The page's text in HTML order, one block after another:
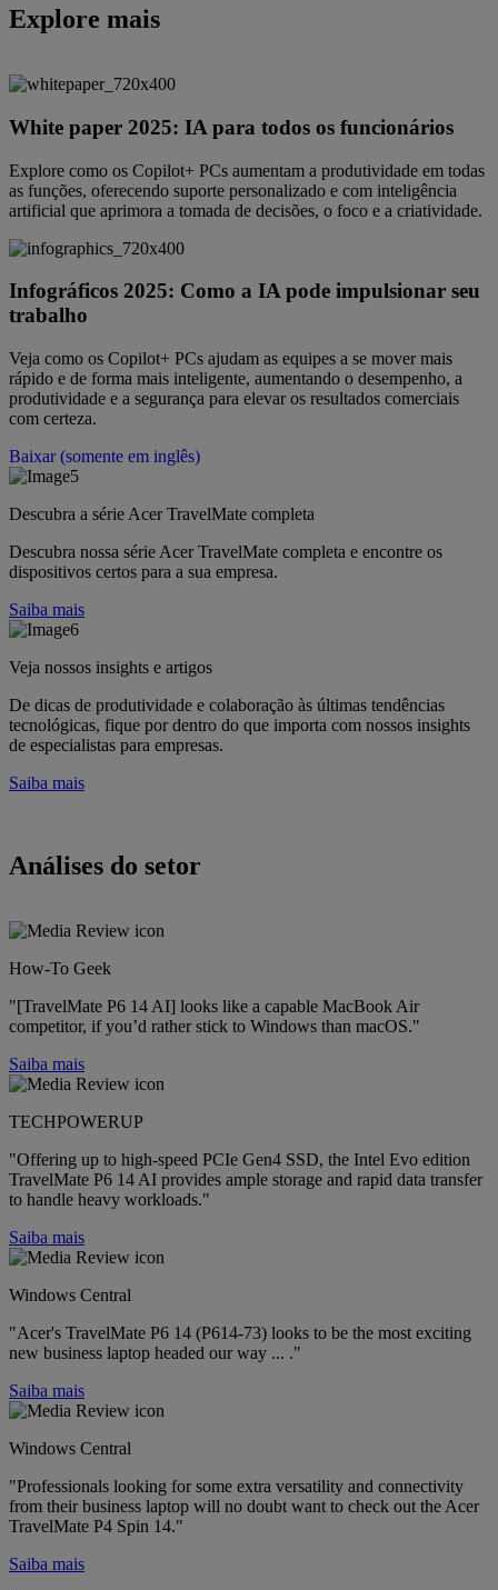
Explore mais
White paper 2025: IA para todos os funcionários
Explore como os Copilot+ PCs aumentam a produtividade em todas
as funções, oferecendo suporte personalizado e com inteligência
artificial que aprimora a tomada de decisões, o foco e a criatividade.
Infográficos 2025: Como a IA pode impulsionar seu
trabalho
Veja como os Copilot+ PCs ajudam as equipes a se mover mais
rápido e de forma mais inteligente, aumentando o desempenho, a
produtividade e a segurança para elevar os resultados comerciais
com certeza.
Baixar (somente em inglês)
Descubra a série Acer TravelMate completa
Descubra nossa série Acer TravelMate completa e encontre os
dispositivos certos para a sua empresa.
Saiba mais
Veja nossos insights e artigos
De dicas de produtividade e colaboração às últimas tendências
tecnológicas, fique por dentro do que importa com nossos insights
de especialistas para empresas.
Saiba mais
Análises do setor
How-To Geek
"[TravelMate P6 14 AI] looks like a capable MacBook Air
competitor, if you’d rather stick to Windows than macOS."
Saiba mais
TECHPOWERUP
"Offering up to high-speed PCIe Gen4 SSD, the Intel Evo edition
TravelMate P6 14 AI provides ample storage and rapid data transfer
to handle heavy workloads."
Saiba mais
Windows Central
"Acer's TravelMate P6 14 (P614-73) looks to be the most exciting
new business laptop headed our way ... ."
Saiba mais
Windows Central
"Professionals looking for some extra versatility and connectivity
from their business laptop will no doubt want to check out the Acer
TravelMate P4 Spin 14."
Saiba mais